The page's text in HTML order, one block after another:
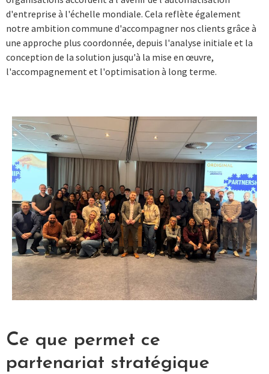
d'entreprise à l'échelle mondiale. Cela reflète également
notre ambition commune d'accompagner nos clients grâce à
une approche plus coordonnée, depuis l'analyse initiale et la
conception de la solution jusqu'à la mise en œuvre,
l'accompagnement et l'optimisation à long terme.
Ce que permet ce
partenariat stratégique